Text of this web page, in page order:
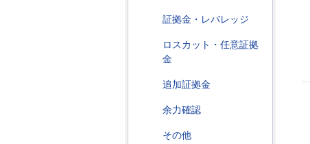
証拠金・レバレッジ
ロスカット・任意証拠
金
追加証拠金
余力確認
その他